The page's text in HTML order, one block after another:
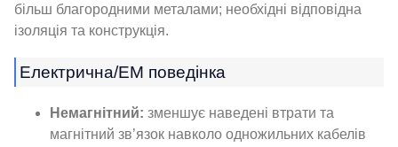
більш благородними металами; необхідні відповідна
ізоляція та конструкція.
Електрична/ЕМ поведінка
Немагнітний: зменшує наведені втрати та
магнітний зв’язок навколо одножильних кабелів